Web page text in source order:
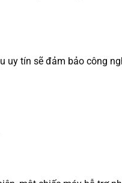
tín sẽ đảm bảo công